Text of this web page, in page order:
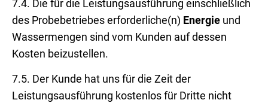
7.4. Die für die Leistungsausführung einschließlich
des Probebetriebes erforderliche(n) Energie und
Wassermengen sind vom Kunden auf dessen
Kosten beizustellen.
7.5. Der Kunde hat uns für die Zeit der
Leistungsausführung kostenlos für Dritte nicht